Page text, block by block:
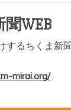
WEB
するちくま新
mirai.org/